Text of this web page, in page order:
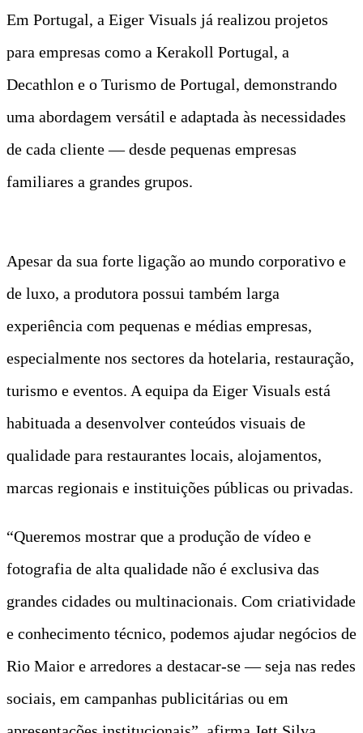
Em Portugal, a Eiger Visuals já realizou projetos
para empresas como a Kerakoll Portugal, a
Decathlon e o Turismo de Portugal, demonstrando
uma abordagem versátil e adaptada às necessidades
de cada cliente — desde pequenas empresas
familiares a grandes grupos.
Apesar da sua forte ligação ao mundo corporativo e
de luxo, a produtora possui também larga
experiência com pequenas e médias empresas,
especialmente nos sectores da hotelaria, restauração,
turismo e eventos. A equipa da Eiger Visuals está
habituada a desenvolver conteúdos visuais de
qualidade para restaurantes locais, alojamentos,
marcas regionais e instituições públicas ou privadas.
“Queremos mostrar que a produção de vídeo e
fotografia de alta qualidade não é exclusiva das
grandes cidades ou multinacionais. Com criatividade
e conhecimento técnico, podemos ajudar negócios de
Rio Maior e arredores a destacar-se — seja nas redes
sociais, em campanhas publicitárias ou em